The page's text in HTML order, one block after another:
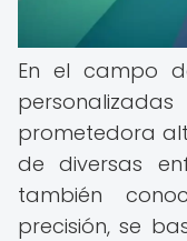
En el campo
prometedora
de diversas
también
precisión, se